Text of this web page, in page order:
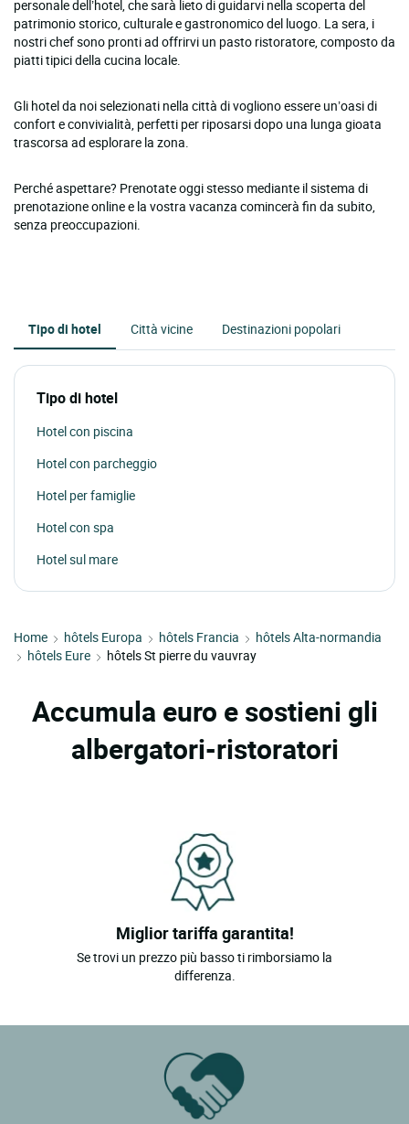
personale dell’hotel, che sarà lieto di guidarvi nella scoperta del
patrimonio storico, culturale e gastronomico del luogo. La sera, i
nostri chef sono pronti ad offrirvi un pasto ristoratore, composto da
piatti tipici della cucina locale.
Gli hotel da noi selezionati nella città di vogliono essere un’oasi di
confort e convivialità, perfetti per riposarsi dopo una lunga gioata
trascorsa ad esplorare la zona.
Perché aspettare? Prenotate oggi stesso mediante il sistema di
prenotazione online e la vostra vacanza comincerà fin da subito,
senza preoccupazioni.
Tipo di hotel Città vicine Destinazioni popolari
Tipo di hotel
Hotel con piscina
Hotel con parcheggio
Hotel per famiglie
Hotel con spa
Hotel sul mare
Home hôtels Europa hôtels Francia
hôtels Alta-normandia
hôtels Eure
hôtels St pierre du vauvray
Accumula euro e sostieni gli
albergatori-ristoratori
Miglior tariffa garantita!
Se trovi un prezzo più basso ti rimborsiamo la
differenza.